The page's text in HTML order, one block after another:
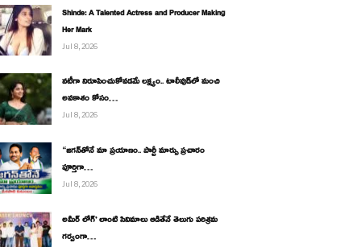
Shinde: A Talented Actress and Producer Making
Her Mark
Jul 8, 2026
నటీగా నిరూపించుకోవడమే లక్ష్యం.. టాలీవుడ్‌లో మంచి
అవకాశం కోసం…
Jul 8, 2026
“జగన్‌తోనే మా ప్రయాణం.. పార్టీ మార్పు ప్రచారం
పూర్తిగా…
Jul 8, 2026
అమీర్ లోగ్’ లాంటి సినిమాలు ఆడితేనే తెలుగు పరిశ్రమ
గర్వంగా…